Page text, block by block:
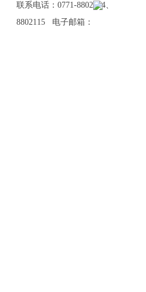
联系电话：0771-8802114、
8802115 电子邮箱：